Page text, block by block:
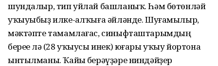
шундалыр, тип уйлай башланыҡ. Һәм бөтөнләй
уҡыуыбыҙ илке-һалҡыға әйләнде. Шуғамылыр,
мәктәпте тамамлағас, синыфташтарымдың
береһе лә (28 уҡыусы инек) юғары уҡыу йортона
ынтылманы. Ҡайһы берәүҙәре ниндәйҙер